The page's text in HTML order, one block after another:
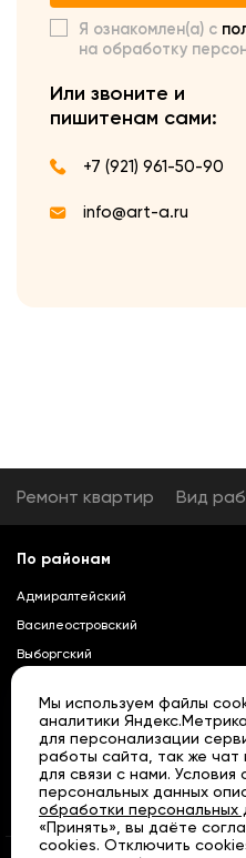
Я ознакомлен(а) с
на обработку
Или звоните и
пишитенам сами:
+7 (921) 961-50-90
info@art-a.ru
Ремонт квартир Вид
По районам
Адмиралтейский
Василеостровский
Выборгский
Колпинский
Красногвардейский
Краносельский
Кронштадтский
Курортный
Развернуть
Мы используем файлы
аналитики
для персонализации
работы сайта, так же чат
для связи с нами. Условия
персональных данных
обработки персональных
«Принять», вы даёте
cookies. Отключить